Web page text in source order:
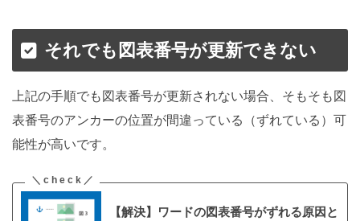
それでも図表番号が更新できない
上記の手順でも図表番号が更新されない場合、そもそも図
表番号のアンカーの位置が間違っている（ずれている）可
能性が高いです。
【解決】ワードの図表番号がずれる原因と